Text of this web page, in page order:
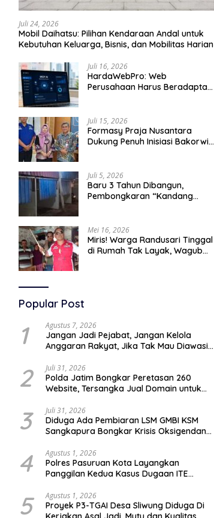
Juli 24, 2026
Mobil Daihatsu: Pilihan Kendaraan Andal untuk
Kebutuhan Keluarga, Bisnis, dan Mobilitas Harian
Juli 16, 2026
HardaWebPro: Web
Perusahaan Harus Beradaptasi
Operasional
Juli 15, 2026
Formasy Praja Nusantara
Dukung Penuh Inisiasi Bakorwil
Juli 5, 2026
Baru 3 Tahun Dibangun,
Pembongkaran “Kandang
Mei 16, 2026
Miris! Warga Randusari Tinggal
di Rumah Tak Layak, Wagub
Popular Post
1 Agustus 7, 2026
Jangan Jadi Pejabat, Jangan Kelola
Anggaran Rakyat, Jika Tak Mau Diawasi
2 Juli 31, 2026
Polda Jatim Bongkar Peretasan 260
Website, Tersangka Jual Domain untuk
3 Juli 31, 2026
Diduga Ada Pembiaran LSM GMBI KSM
Sangkapura Bongkar Krisis Oksigendan
4 Agustus 1, 2026
Polres Pasuruan Kota Layangkan
Panggilan Kedua Kasus Dugaan ITE
5 Agustus 1, 2026
Proyek P3-TGAI Desa Sliwung Diduga Di